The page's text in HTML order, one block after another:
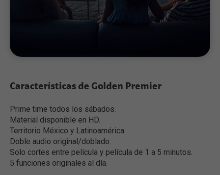
Características de Golden Premier
Prime time todos los sábados.
Material disponible en HD.
Territorio México y Latinoamérica.
Doble audio original/doblado.
Solo cortes entre película y película de 1 a 5 minutos.
5 funciones originales al día.